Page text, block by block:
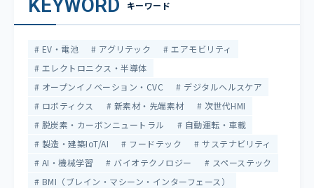
KEYWORD キーワード
EV・電池 アグリテック
エアモビリティ
エレクトロニクス・半導体
オープンイノベーション・CVC
デジタルヘルスケア
ロボティクス
新素材・先端素材
次世代HMI
脱炭素・カーボンニュートラル
自動運転・車載
製造・建築IoT/AI
フードテック
サステナビリティ
AI・機械学習
バイオテクノロジー
スペーステック
BMI（ブレイン・マシーン・インターフェース）